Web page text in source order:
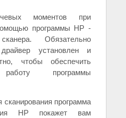
моментов при
программы HP -
Обязательно
установлен и
чтобы обеспечить
программы
программа
HP покажет вам